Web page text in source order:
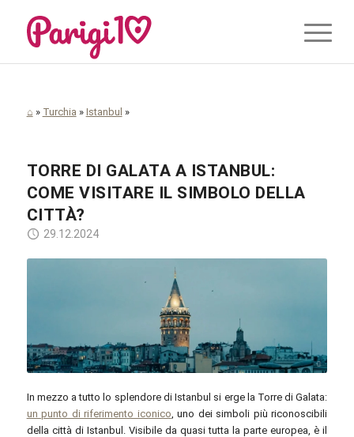
⌂ » Turchia » Istanbul »
TORRE DI GALATA A ISTANBUL:
COME VISITARE IL SIMBOLO DELLA
CITTÀ?
29.12.2024
Ayadi Ghaith / Unsplash
In mezzo a tutto lo splendore di Istanbul si erge la Torre di Galata:
un punto di riferimento iconico , uno dei simboli più riconoscibili
della città di Istanbul. Visibile da quasi tutta la parte europea, è il